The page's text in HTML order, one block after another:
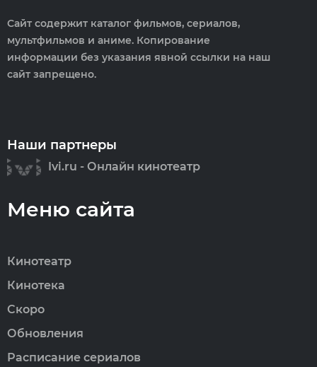
Сайт содержит каталог фильмов, сериалов,
мультфильмов и аниме. Копирование
информации без указания явной ссылки на наш
сайт запрещено.
Наши партнеры
Ivi.ru - Онлайн кинотеатр
Меню сайта
Кинотеатр
Кинотека
Скоро
Обновления
Расписание сериалов